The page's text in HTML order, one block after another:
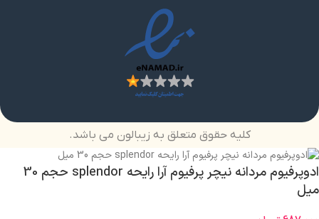
کلیه حقوق متعلق به زیبالون می باشد.
ادوپرفیوم مردانه نیچر پرفیوم آرا رایحه splendor حجم 30
میل